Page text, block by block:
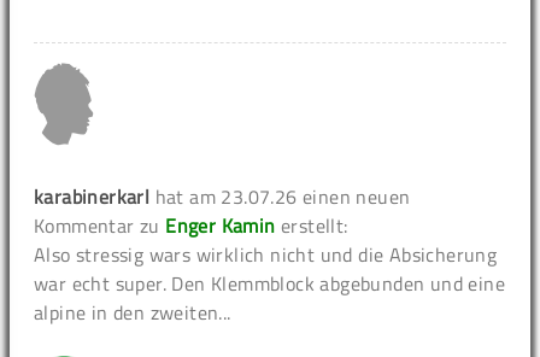
karabinerkarl hat am 23.07.26 einen neuen
Kommentar zu Enger Kamin erstellt:
Also stressig wars wirklich nicht und die Absicherung
war echt super. Den Klemmblock abgebunden und eine
alpine in den zweiten...